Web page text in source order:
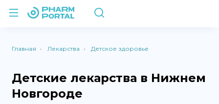
Главная Лекарства Детское здоровье
Детские лекарства в Нижнем
Новгороде